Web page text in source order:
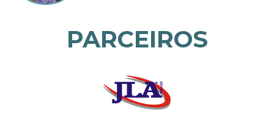
PARCEIROS